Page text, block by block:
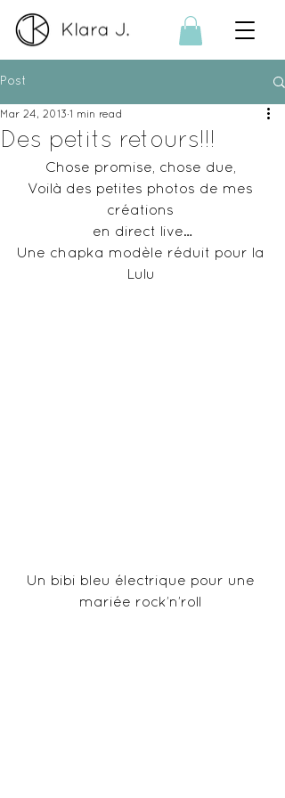
Post
Des petits retours!!!
Mar 24, 2013 1 min read
Chose promise, chose due,
Voilà des petites photos de mes
créations
en direct live…
Une chapka modèle réduit pour la
Lulu
Un bibi bleu électrique pour une
mariée rock’n’roll